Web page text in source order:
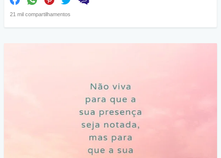
21 mil compartilhamentos